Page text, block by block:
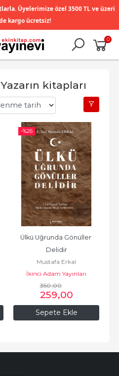
Üyelerimize özel 3500 TL ve üzeri
kargo ücretsiz!
0
kitapları
-%26
Sepete Ekle
Ülkü Uğrunda Gönüller
Delidir
Mustafa Erkal
İkinci Adam Yayınları
350,00
259,00